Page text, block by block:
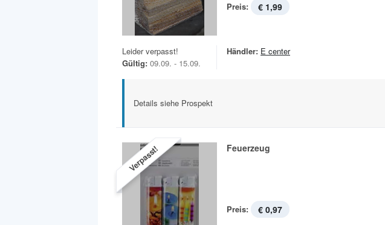
Preis: € 1,99
Leider verpasst!
Gültig: 09.09. - 15.09.
Händler: E center
Details siehe Prospekt
Verpasst! Feuerzeug
Preis: € 0,97